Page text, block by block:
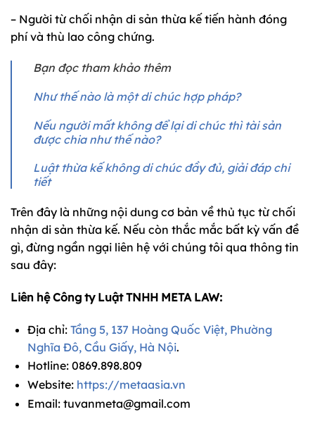
– Người từ chối nhận di sản thừa kế tiến hành đóng
phí và thù lao công chứng.
Bạn đọc tham khảo thêm
Như thế nào là một di chúc hợp pháp?
Nếu người mất không để lại di chúc thì tài sản
được chia như thế nào?
Luật thừa kế không di chúc đầy đủ, giải đáp chi
tiết
Trên đây là những nội dung cơ bản về thủ tục từ chối
nhận di sản thừa kế. Nếu còn thắc mắc bất kỳ vấn đề
gì, đừng ngần ngại liên hệ với chúng tôi qua thông tin
sau đây:
Liên hệ Công ty Luật TNHH META LAW:
Địa chỉ: Tầng 5, 137 Hoàng Quốc Việt, Phường
Nghĩa Đô, Cầu Giấy, Hà Nội.
Hotline: 0869.898.809
Website: https://metaasia.vn
Email: tuvanmeta@gmail.com